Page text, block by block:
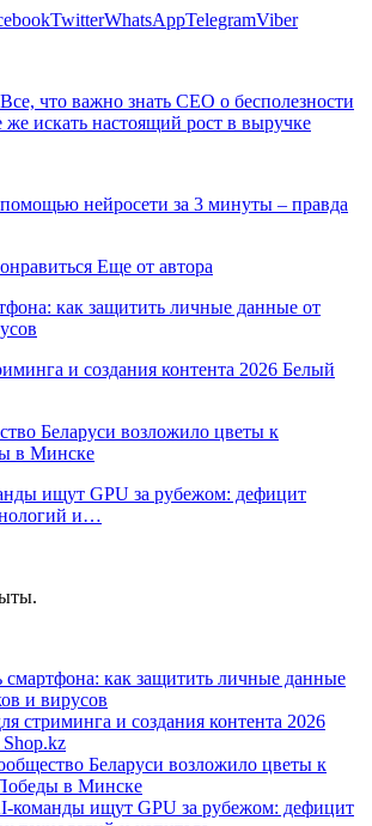
TwitterWhatsAppTelegramViber
что важно знать CEO о бесполезности
же искать настоящий рост в выручке
помощью нейросети за 3 минуты – правда
Еще от автора
как защитить личные данные от
и создания контента 2026 Белый
Беларуси возложило цветы к
в Минске
ищут GPU за рубежом: дефицит
и…
смартфона: как защитить личные данные
и вирусов
стриминга и создания контента 2026
Беларуси возложило цветы к
в Минске
команды ищут GPU за рубежом: дефицит